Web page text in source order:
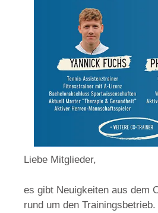
Liebe Mitglieder,
es gibt Neuigkeiten aus dem
rund um den Trainingsbetrieb.